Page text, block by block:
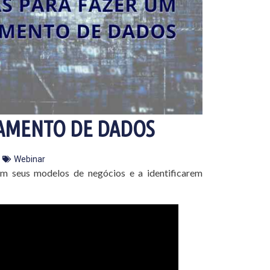
DE DADOS
Webinar
seus modelos de negócios e a identificarem